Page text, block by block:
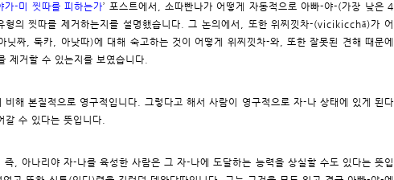
가-미 찟따를 피하는가’ 포스트에서, 소따빤나가 어떻게 자동적으로 아빠-야-(가장 낮은 4
형의 찟따를 제거하는지를 설명했습니다. 그 논의에서, 또한 위찌낏차-(vicikicchā)가 어
닛짜, 둑카, 아낫따)에 대해 숙고하는 것이 어떻게 위찌낏차-와, 또한 잘못된 견해 때문에
제거할 수 있는지를 보였습니다.
해 본질적으로 영구적입니다. 그렇다고 해서 사람이 영구적으로 자-나 상태에 있게 된다
수 있다는 뜻입니다.
, 아나리야 자-나를 육성한 사람은 그 자-나에 도달하는 능력을 상실할 수도 있다는 뜻입